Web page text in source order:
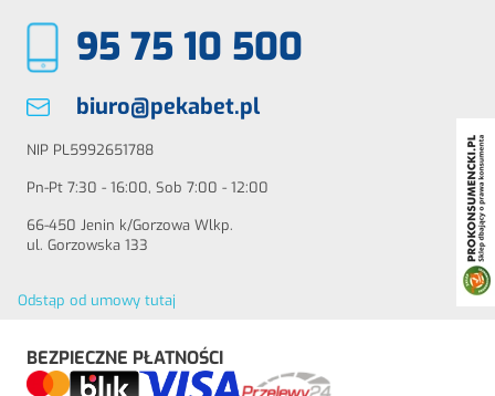
95 75 10 500
biuro@pekabet.pl
NIP PL5992651788
Pn-Pt 7:30 - 16:00, Sob 7:00 - 12:00
66-450 Jenin k/Gorzowa Wlkp.
ul. Gorzowska 133
Odstąp od umowy tutaj
BEZPIECZNE PŁATNOŚCI